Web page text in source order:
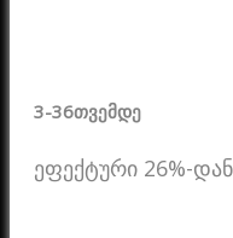
3-36თვემდე
ეფექტური 26%-